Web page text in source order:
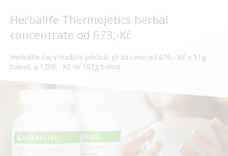
Herbalife Thermojetics herbal
concentrate od 673,-Kč
Herbalife čaj v tradiční příchuti již za cenu od 679,- Kč v 51g
balení, a 1208,- Kč ve 102g balení.